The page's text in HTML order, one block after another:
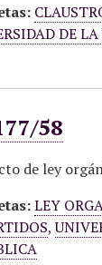
DE
58
de ley
LEY
,